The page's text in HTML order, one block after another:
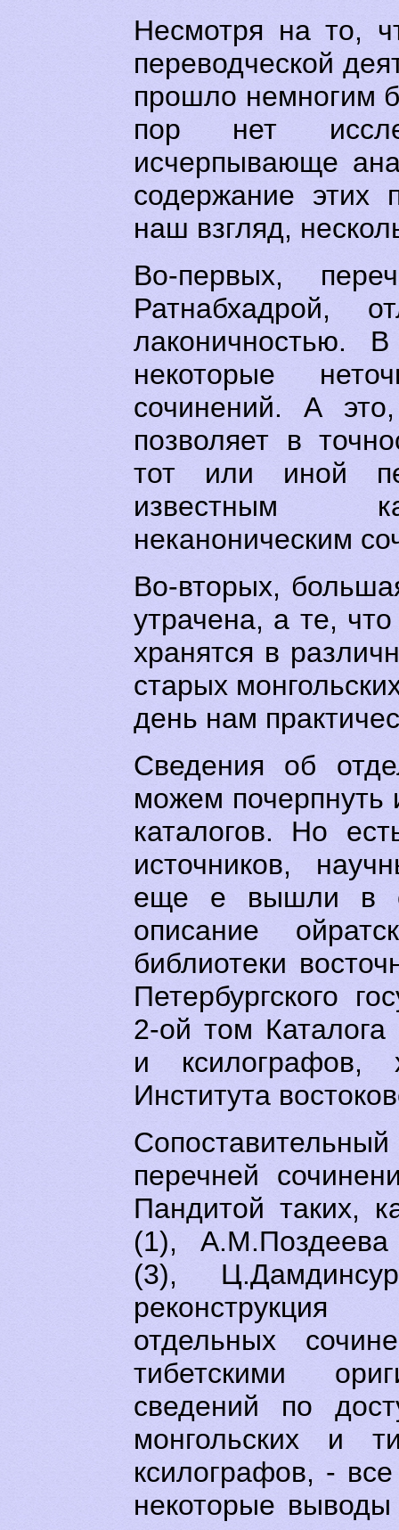
Несмотря на то,
переводческой
прошло немногим
пор нет
исчерпывающе
содержание этих
наш взгляд,
Во-первых,
Ратнабхадрой,
лаконичностью.
некоторые
сочинений. А
позволяет в
тот или иной
известным
неканоническим
Во-вторых,
утрачена, а те,
хранятся в
старых
день нам
Сведения об
можем
каталогов. Но
источников,
еще е вышли в
описание
библиотеки
Петербургского
2-ой том Каталога
и
Института
перечней
Пандитой таких,
(1),
(3),
отдельных
тибетскими
сведений по
монгольских и
ксилографов, -
некоторые выводы